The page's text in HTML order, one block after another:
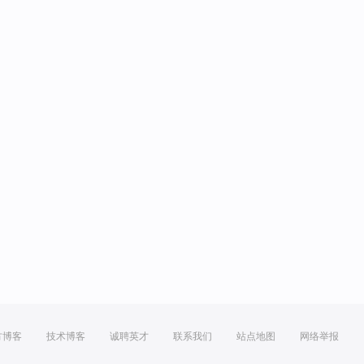
博客 技术博客 诚聘英才 联系我们 站点地图 网络举报